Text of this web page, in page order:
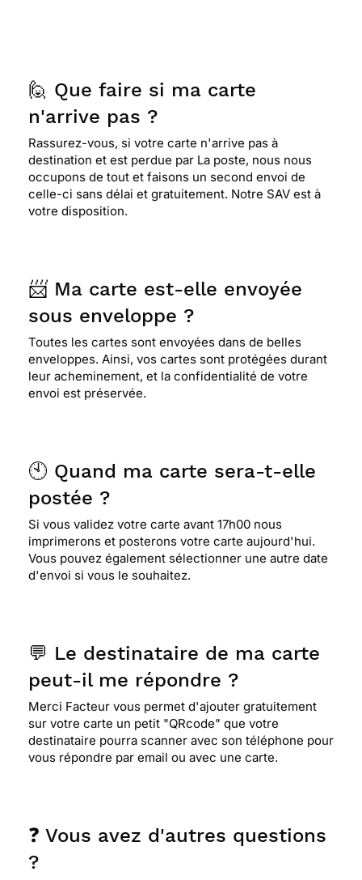
🙋 Que faire si ma carte
n'arrive pas ?
Rassurez-vous, si votre carte n'arrive pas à
destination et est perdue par La poste, nous nous
occupons de tout et faisons un second envoi de
celle-ci sans délai et gratuitement. Notre SAV est à
votre disposition.
📨 Ma carte est-elle envoyée
sous enveloppe ?
Toutes les cartes sont envoyées dans de belles
enveloppes. Ainsi, vos cartes sont protégées durant
leur acheminement, et la confidentialité de votre
envoi est préservée.
🕙 Quand ma carte sera-t-elle
postée ?
Si vous validez votre carte avant 17h00 nous
imprimerons et posterons votre carte aujourd'hui.
Vous pouvez également sélectionner une autre date
d'envoi si vous le souhaitez.
💬 Le destinataire de ma carte
peut-il me répondre ?
Merci Facteur vous permet d'ajouter gratuitement
sur votre carte un petit "QRcode" que votre
destinataire pourra scanner avec son téléphone pour
vous répondre par email ou avec une carte.
❓ Vous avez d'autres questions
?